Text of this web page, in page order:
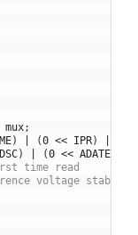
mux;
) (0 << IPR)
) (0 << ADATE
time read
voltage stabled